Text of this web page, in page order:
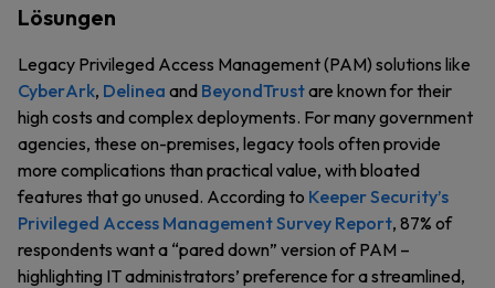
Lösungen
Legacy Privileged Access Management (PAM) solutions like
CyberArk, Delinea and BeyondTrustare known for their
high costs and complex deployments. For many government
agencies, these on-premises, legacy tools often provide
more complications than practical value, with bloated
features that go unused. According to Keeper Security’s
Privileged Access Management Survey Report, 87% of
respondents want a “pared down” version of PAM –
highlighting IT administrators’ preference for a streamlined,